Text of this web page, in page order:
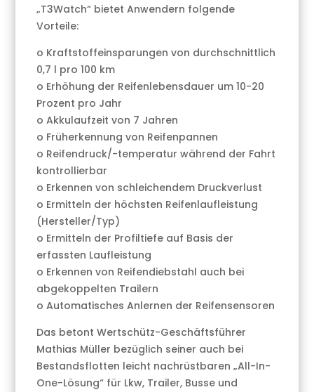
„T3Watch“ bietet Anwendern folgende
Vorteile:
o Kraftstoffeinsparungen von durchschnittlich
0,7 l pro 100 km
o Erhöhung der Reifenlebensdauer um 10-20
Prozent pro Jahr
o Akkulaufzeit von 7 Jahren
o Früherkennung von Reifenpannen
o Reifendruck/-temperatur während der Fahrt
kontrollierbar
o Erkennen von schleichendem Druckverlust
o Ermitteln der höchsten Reifenlaufleistung
(Hersteller/Typ)
o Ermitteln der Profiltiefe auf Basis der
erfassten Laufleistung
o Erkennen von Reifendiebstahl auch bei
abgekoppelten Trailern
o Automatisches Anlernen der Reifensensoren
Das betont Wertschütz-Geschäftsführer
Mathias Müller bezüglich seiner auch bei
Bestandsflotten leicht nachrüstbaren „All-In-
One-Lösung“ für Lkw, Trailer, Busse und